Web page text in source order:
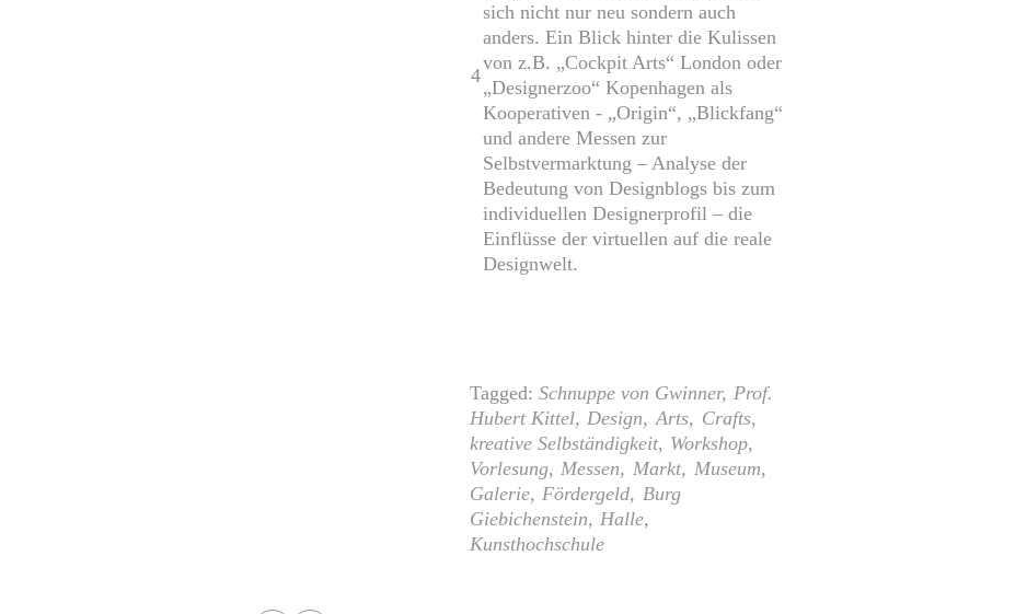
4
sich nicht nur neu sondern auch
anders. Ein Blick hinter die Kulissen
von z.B. „Cockpit Arts“ London oder
„Designerzoo“ Kopenhagen als
Kooperativen - „Origin“, „Blickfang“
und andere Messen zur
Selbstvermarktung – Analyse der
Bedeutung von Designblogs bis zum
individuellen Designerprofil – die
Einflüsse der virtuellen auf die reale
Designwelt.
Tagged: Schnuppe von Gwinner
Prof.
Hubert Kittel
Design Arts
Crafts
kreative Selbständigkeit
Workshop
Vorlesung
Messen Markt
Museum
Galerie
Fördergeld
Burg
Giebichenstein
Halle
Kunsthochschule